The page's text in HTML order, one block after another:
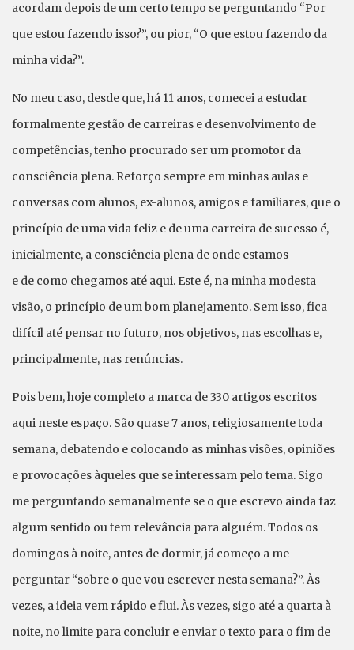
acordam depois de um certo tempo se perguntando “Por
que estou fazendo isso?”, ou pior, “O que estou fazendo da
minha vida?”.
No meu caso, desde que, há 11 anos, comecei a estudar
formalmente gestão de carreiras e desenvolvimento de
competências, tenho procurado ser um promotor da
consciência plena. Reforço sempre em minhas aulas e
conversas com alunos, ex-alunos, amigos e familiares, que o
princípio de uma vida feliz e de uma carreira de sucesso é,
inicialmente, a consciência plena de onde estamos
e de como chegamos até aqui. Este é, na minha modesta
visão, o princípio de um bom planejamento. Sem isso, fica
difícil até pensar no futuro, nos objetivos, nas escolhas e,
principalmente, nas renúncias.
Pois bem, hoje completo a marca de 330 artigos escritos
aqui neste espaço. São quase 7 anos, religiosamente toda
semana, debatendo e colocando as minhas visões, opiniões
e provocações àqueles que se interessam pelo tema. Sigo
me perguntando semanalmente se o que escrevo ainda faz
algum sentido ou tem relevância para alguém. Todos os
domingos à noite, antes de dormir, já começo a me
perguntar “sobre o que vou escrever nesta semana?”. Às
vezes, a ideia vem rápido e flui. Às vezes, sigo até a quarta à
noite, no limite para concluir e enviar o texto para o fim de